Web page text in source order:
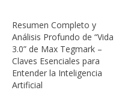
Resumen Completo y
Análisis Profundo de “Vida
3.0” de Max Tegmark –
Claves Esenciales para
Entender la Inteligencia
Artificial